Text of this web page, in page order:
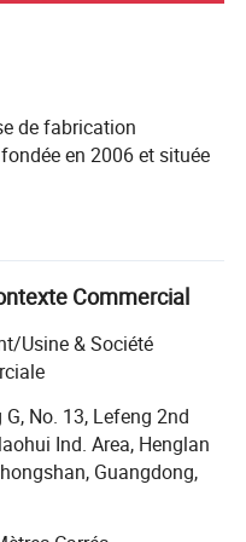
de fabrication
en 2006 et située
technologie LED et
Lighting a été
d'éclairage les
commerciaux et
à nos clients en
renforcer davantage
de notre propre
et d'un système de
des produits et
Commercial
Usine & Société
No. 13, Lefeng 2nd
Ind. Area, Henglan
Guangdong,